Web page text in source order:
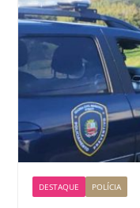
DESTAQUE POLÍCIA